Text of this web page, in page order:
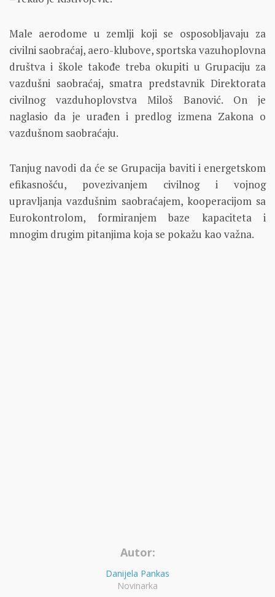
Male aerodome u zemlji koji se osposobljavaju za
civilni saobraćaj, aero-klubove, sportska vazuhoplovna
društva i škole takođe treba okupiti u Grupaciju za
vazdušni saobraćaj, smatra predstavnik Direktorata
civilnog vazduhoplovstva Miloš Banović. On je
naglasio da je urađen i predlog izmena Zakona o
vazdušnom saobraćaju.
Tanjug navodi da će se Grupacija baviti i energetskom
efikasnošću, povezivanjem civilnog i vojnog
upravljanja vazdušnim saobraćajem, kooperacijom sa
Eurokontrolom, formiranjem baze kapaciteta i
mnogim drugim pitanjima koja se pokažu kao važna.
Autor:
Danijela Pankas
Novinarka